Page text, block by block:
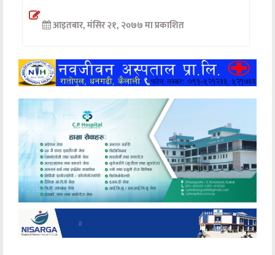
अन्तर्वार्ता
खेलकुद
मनोरञ्जन
अन्य
आइतबार, मंसिर २१, २०७७ मा प्रकाशित